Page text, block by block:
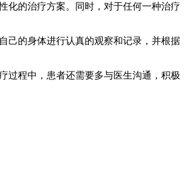
化的治疗方案。同时，对于任何一种治疗
己的身体进行认真的观察和记录，并根据
过程中，患者还需要多与医生沟通，积极